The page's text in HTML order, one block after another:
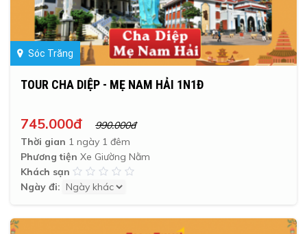
Sóc Trăng
TOUR CHA DIỆP - MẸ NAM HẢI 1N1Đ
745.000đ
990.000đ
Thời gian 1 ngày 1 đêm
Phương tiện Xe Giường Nằm
Khách sạn
Ngày đi: